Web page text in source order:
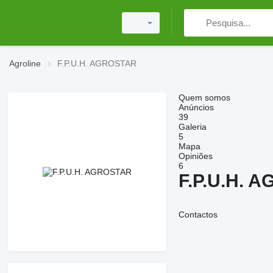
Agroline F.P.U.H. AGROSTAR
Quem somos
Anúncios
39
Galeria
5
Mapa
Opiniões
6
F.P.U.H.
Contactos